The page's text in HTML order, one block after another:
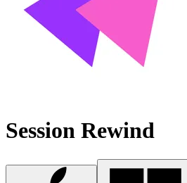
Session Rewind